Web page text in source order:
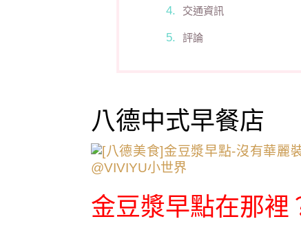
交通資訊
評論
八德中式早餐店
金豆漿早點在那裡